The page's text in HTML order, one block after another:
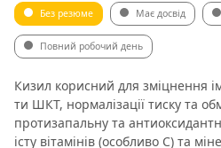
Без резюме Має досвід
Повний робочий день
Кизил корисний для зміцнення
ти ШКТ, нормалізації тиску та
протизапальну та
істу вітамінів (особливо С) та